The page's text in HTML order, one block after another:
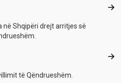
në Shqipëri drejt arritjes së
të Qëndrueshëm.